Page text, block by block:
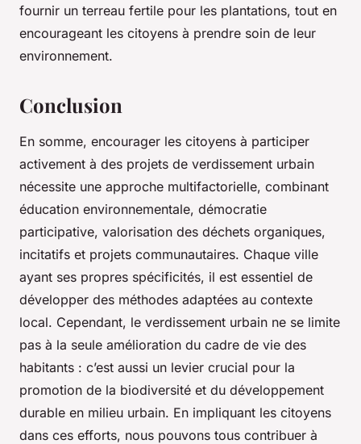
fournir un terreau fertile pour les plantations, tout en
encourageant les citoyens à prendre soin de leur
environnement.
Conclusion
En somme, encourager les citoyens à participer
activement à des projets de verdissement urbain
nécessite une approche multifactorielle, combinant
éducation environnementale, démocratie
participative, valorisation des déchets organiques,
incitatifs et projets communautaires. Chaque ville
ayant ses propres spécificités, il est essentiel de
développer des méthodes adaptées au contexte
local. Cependant, le verdissement urbain ne se limite
pas à la seule amélioration du cadre de vie des
habitants : c’est aussi un levier crucial pour la
promotion de la biodiversité et du développement
durable en milieu urbain. En impliquant les citoyens
dans ces efforts, nous pouvons tous contribuer à